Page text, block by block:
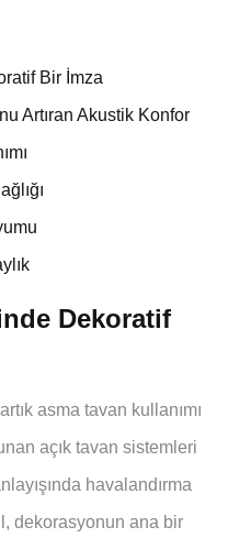
Bir İmza
Artıran Akustik Konfor
Dekoratif
asma tavan kullanımı
açık tavan sistemleri
havalandırma
dekorasyonun ana bir